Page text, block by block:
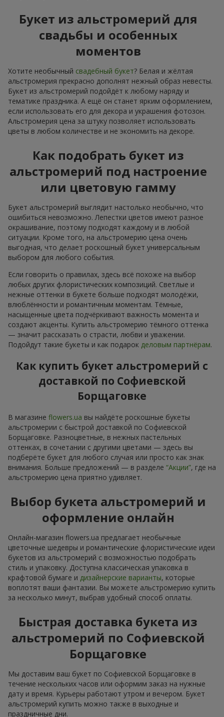
Букет из альстромерий для
свадьбы и особенных
моментов
Хотите необычный свадебный букет? Белая и жёлтая
альстромерия прекрасно дополнят нежный образ невесты.
Букет из альстромерий подойдёт к любому наряду и
тематике праздника. А ещё он станет ярким оформлением,
если использовать его для декора и украшения фотозон.
Альстромерия цена за штуку позволяет использовать
цветы в любом количестве и не экономить на декоре.
Как подобрать букет из
альстромерий под настроение
или цветовую гамму
Букет альстромерий выглядит настолько необычно, что
ошибиться невозможно. Лепестки цветов имеют разное
окрашивание, поэтому подходят каждому и в любой
ситуации. Кроме того, на альстромерию цена очень
выгодная, что делает роскошный букет универсальным
выбором для любого события.
Если говорить о правилах, здесь всё похоже на выбор
любых других флористических композиций. Светлые и
нежные оттенки в букете больше подходят молодёжи,
влюблённости и романтичным моментам. Тёмные,
насыщенные цвета подчёркивают важность момента и
создают акценты. Купить альстромерию тёмного оттенка
— значит рассказать о страсти, любви и уважении.
Подойдут такие букеты и как подарок деловым партнёрам.
Как купить букет альстромерий с
доставкой по Софиевской
Борщаговке
В магазине flowers.ua вы найдёте роскошные букеты
альстромерии с быстрой доставкой по Софиевской
Борщаговке. Разноцветные, в нежных пастельных
оттенках, в сочетании с другими цветами — здесь вы
подберёте букет для любого случая или просто как знак
внимания. Больше предложений — в разделе “Акции”, где на
альстромерию цена приятно удивляет.
Выбор букета альстромерий и
оформление онлайн
Онлайн-магазин flowers.ua предлагает необычные
цветочные шедевры и романтические флористические идеи
букетов из альстромерий с возможностью подобрать
стиль и упаковку. Доступна классическая упаковка в
крафтовой бумаге и дизайнерские варианты, которые
воплотят ваши фантазии. Вы можете альстромерию купить
за несколько минут, выбрав удобный способ оплаты.
Быстрая доставка букета из
альстромерий по Софиевской
Борщаговке
Мы доставим ваш букет по Софиевской Борщаговке в
течение нескольких часов или оформим заказ на нужные
дату и время. Курьеры работают утром и вечером. Букет
альстромерий купить можно также в выходные и
праздничные дни.